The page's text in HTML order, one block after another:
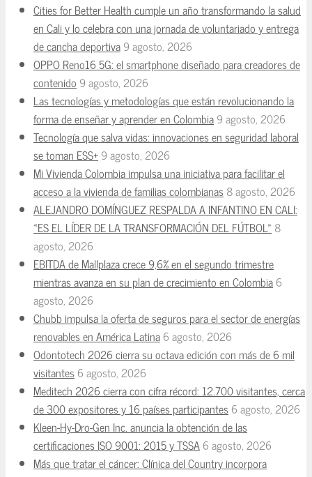
Cities for Better Health cumple un año transformando la salud
en Cali y lo celebra con una jornada de voluntariado y entrega
de cancha deportiva9 agosto, 2026
OPPO Reno16 5G: el smartphone diseñado para creadores de
contenido 9 agosto, 2026
Las tecnologías y metodologías que están revolucionando la
forma de enseñar y aprender en Colombia9 agosto, 2026
Tecnología que salva vidas: innovaciones en seguridad laboral
se toman ESS+9 agosto, 2026
Mi Vivienda Colombia impulsa una iniciativa para facilitar el
acceso a la vivienda de familias colombianas8 agosto, 2026
ALEJANDRO DOMÍNGUEZ RESPALDA A INFANTINO EN CALI:
«ES EL LÍDER DE LA TRANSFORMACIÓN DEL FÚTBOL» 8
agosto, 2026
EBITDA de Mallplaza crece 9,6% en el segundo trimestre
mientras avanza en su plan de crecimiento en Colombia6
agosto, 2026
Chubb impulsa la oferta de seguros para el sector de energías
renovables en América Latina6 agosto, 2026
Odontotech 2026 cierra su octava edición con más de 6 mil
visitantes6 agosto, 2026
Meditech 2026 cierra con cifra récord: 12.700 visitantes, cerca
de 300 expositores y 16 países participantes6 agosto, 2026
Kleen-Hy-Dro-Gen Inc. anuncia la obtención de las
certificaciones ISO 9001: 2015 y TSSA6 agosto, 2026
Más que tratar el cáncer: Clínica del Country incorpora